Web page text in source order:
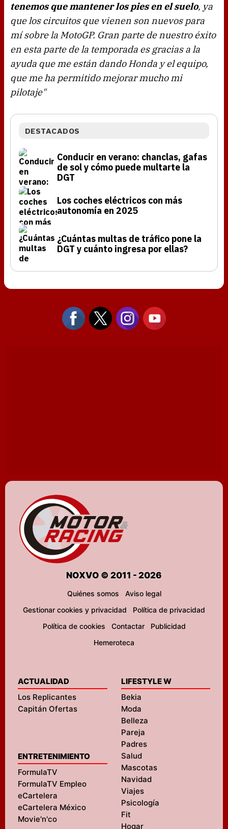
tenemos que mantener los pies en el suelo, ya
que los circuitos que vienen son nuevos para
mí sobre la MotoGP. Gran parte de nuestro éxito
en esta parte de la temporada es gracias a la
ayuda que me están dando Honda y el equipo,
que me ha permitido mejorar mucho mi
pilotaje"
DESTACADOS
Conducir en verano: chanclas, gafas
de sol y cómo puede multarte la
DGT
Los coches eléctricos con más
autonomía en 2025
¿Cuántas multas de tráfico pone la
DGT y cuánto ingresa por ellas?
NOXVO © 2011 - 2026
Quiénes somos
Aviso legal
Gestionar cookies y privacidad
Política de privacidad
Política de cookies
Contactar
Publicidad
Hemeroteca
ACTUALIDAD
Los Replicantes
Capitán Ofertas
ENTRETENIMIENTO
FormulaTV
FormulaTV Empleo
eCartelera
eCartelera México
Movie'n'co
LIFESTYLE W
Bekia
Moda
Belleza
Pareja
Padres
Salud
Mascotas
Navidad
Viajes
Psicología
Fit
Hogar